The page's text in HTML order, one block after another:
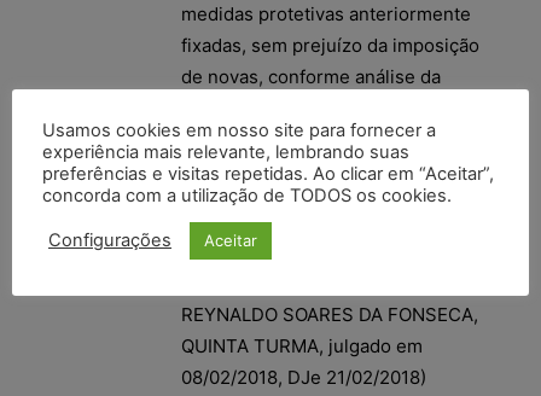
medidas protetivas anteriormente
fixadas, sem prejuízo da imposição
de novas, conforme análise da
magistrado singular, e sem prejuízo
de nova decretação da prisão em
caso de reiteração no
descumprimento.
REYNALDO SOARES DA FONSECA,
QUINTA TURMA, julgado em
08/02/2018, DJe 21/02/2018)
Usamos cookies em nosso site para fornecer a
experiência mais relevante, lembrando suas
preferências e visitas repetidas. Ao clicar em “Aceitar”,
concorda com a utilização de TODOS os cookies.
Configurações Aceitar